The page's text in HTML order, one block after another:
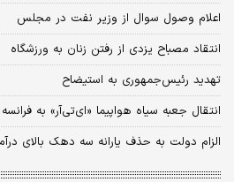
اعلام وصول سوال از وزیر نفت در مجلس
انتقاد مصباح یزدی از رفتن زنان به ورزشگاه
تهدید رئیس‌جمهوری به استیضاح
انتقال جعبه سیاه هواپیما «ای‌تی‌آر» به فرانسه
الزام دولت به حذف یارانه سه دهک بالای